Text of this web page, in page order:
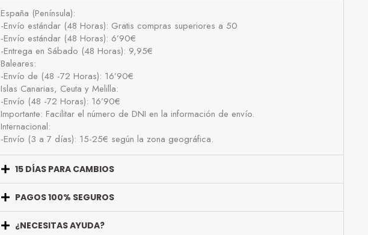
España (Península):
-Envío estándar (48 Horas): Gratis compras superiores a 50
-Envío estándar (48 Horas): 6’90€
-Entrega en Sábado (48 Horas): 9,95€
Baleares:
-Envío de (48 -72 Horas): 16’90€
Islas Canarias, Ceuta y Melilla:
-Envío (48 -72 Horas): 16’90€
Importante: Facilitar el número de DNI en la información de envío.
Internacional:
-Envío (3 a 7 días): 15-25€ según la zona geográfica.
15 DÍAS PARA CAMBIOS
PAGOS 100% SEGUROS
¿NECESITAS AYUDA?